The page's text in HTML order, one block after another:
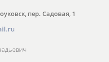
пер. Садовая, 1